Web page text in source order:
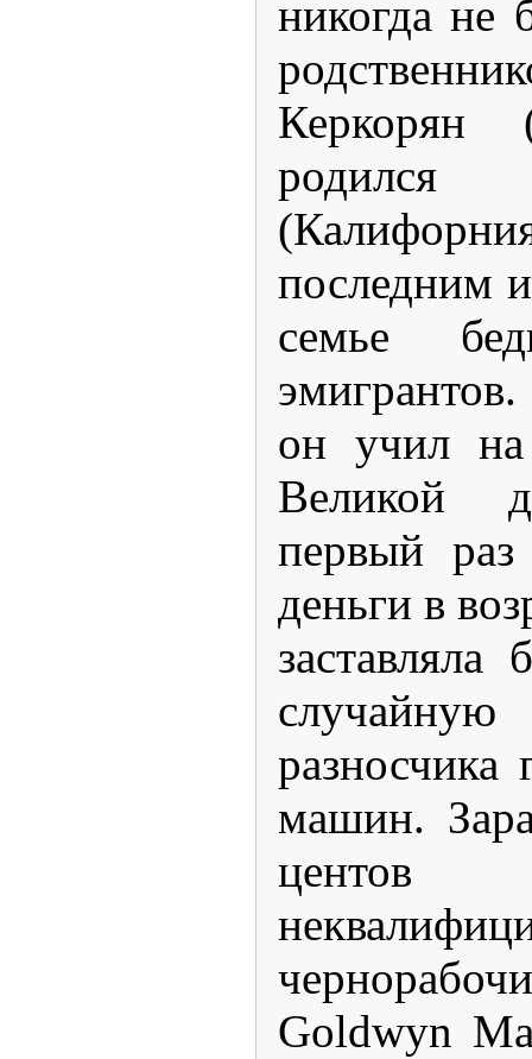
никогда не
Керкорян
последним
семье
он учил
Великой
первый
деньги в
разносчика
машин.
Goldwyn